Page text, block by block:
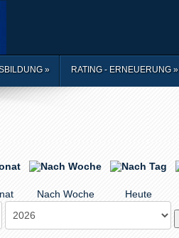
» RATING - ERNEUERUNG»
Nach Woche Heute